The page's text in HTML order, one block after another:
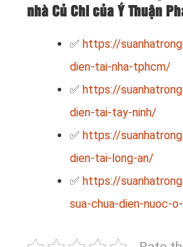
nhà Củ Chi của Ý Thuận
✅ https://
dien-tai-nha-tphcm/
✅ https://
dien-tai-tay-ninh/
✅ https://
dien-tai-long-an/
✅ https://
sua-chua-dien-nuoc-